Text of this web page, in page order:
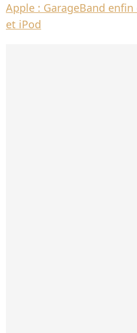
Apple : GarageBand
et iPod